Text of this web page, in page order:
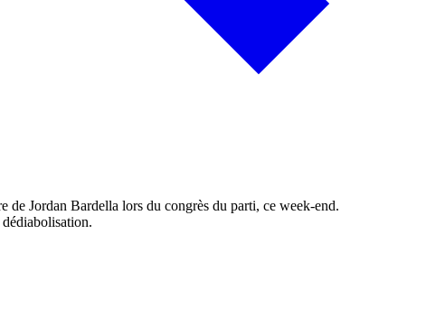
de Jordan Bardella lors du congrès du parti, ce week-end.